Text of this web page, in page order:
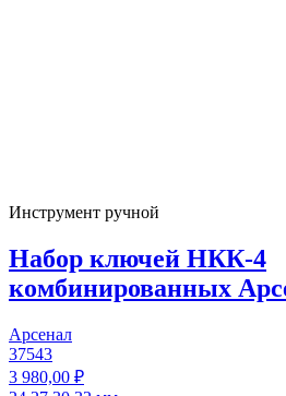
Инструмент ручной
Набор ключей НКК-4
комбинированных
Арсенал
37543
3 980,00 ₽